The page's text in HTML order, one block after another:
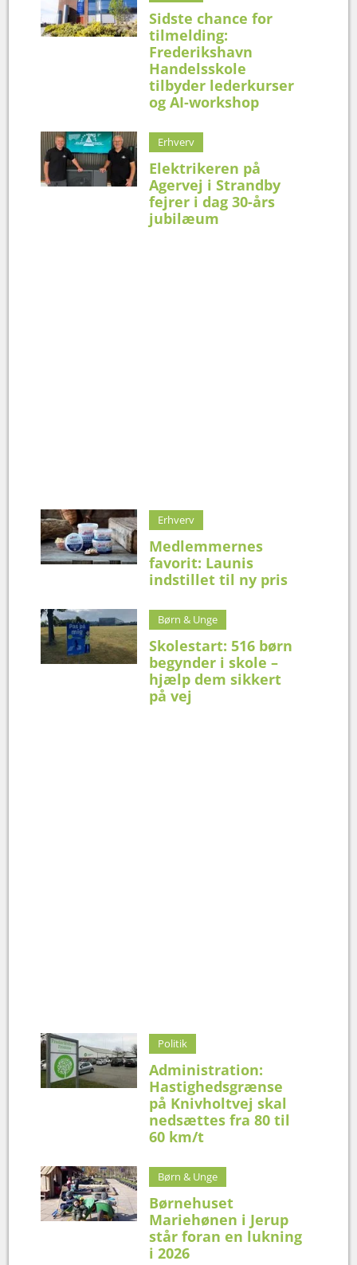
Sidste chance for
tilmelding:
Frederikshavn
Handelsskole
tilbyder lederkurser
og AI-workshop
Erhverv
Elektrikeren på
Agervej i Strandby
fejrer i dag 30-års
jubilæum
Erhverv
Medlemmernes
favorit: Launis
indstillet til ny pris
Børn & Unge
Skolestart: 516 børn
begynder i skole –
hjælp dem sikkert
på vej
Politik
Administration:
Hastighedsgrænse
på Knivholtvej skal
nedsættes fra 80 til
60 km/t
Børn & Unge
Børnehuset
Mariehønen i Jerup
står foran en lukning
i 2026